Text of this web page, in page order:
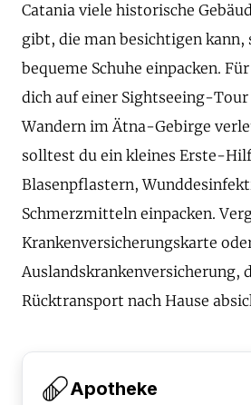
Catania viele historische
gibt, die man besichtigen kann,
bequeme Schuhe einpacken.
dich auf einer Sightseeing-
Wandern im Ätna-Gebirge
solltest du ein kleines Erste-
Blasenpflastern,
Schmerzmitteln einpacken.
Krankenversicherungskarte
Auslandskrankenversicherung,
Rücktransport nach Hause
Apotheke